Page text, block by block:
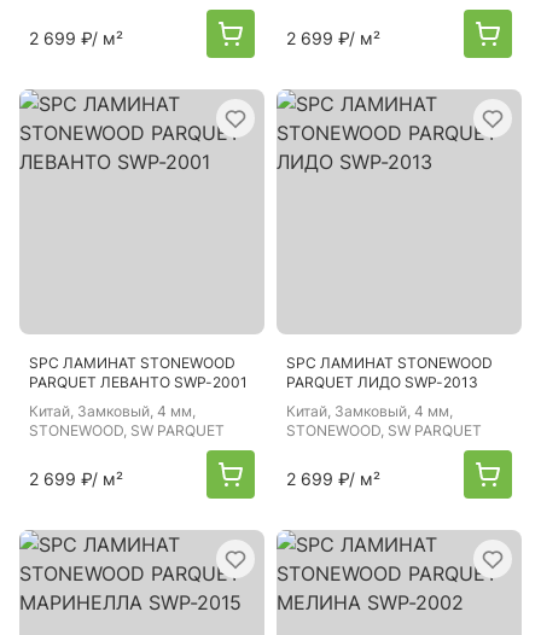
2 699 ₽/ м² 2 699 ₽/ м²
SPC ЛАМИНАТ STONEWOOD
PARQUET ЛЕВАНТО SWP-2001
Китай, Замковый, 4 мм,
STONEWOOD, SW PARQUET
2 699 ₽/ м²
SPC ЛАМИНАТ STONEWOOD
PARQUET ЛИДО SWP-2013
Китай, Замковый, 4 мм,
STONEWOOD, SW PARQUET
2 699 ₽/ м²